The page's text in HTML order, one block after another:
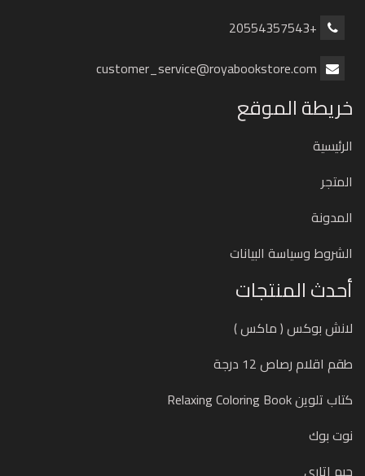
+20554357543
customer_service@royabookstore.com
خريطة الموقع
الرئيسية
المتجر
المدونة
الشروط وسياسة البيانات
أحدث المنتجات
لانش بوكس ( ماكس )
طقم اقلام رصاص 12 درجة
كتاب تلوين Relaxing Coloring Book
نوت بوك
جيم اتاري